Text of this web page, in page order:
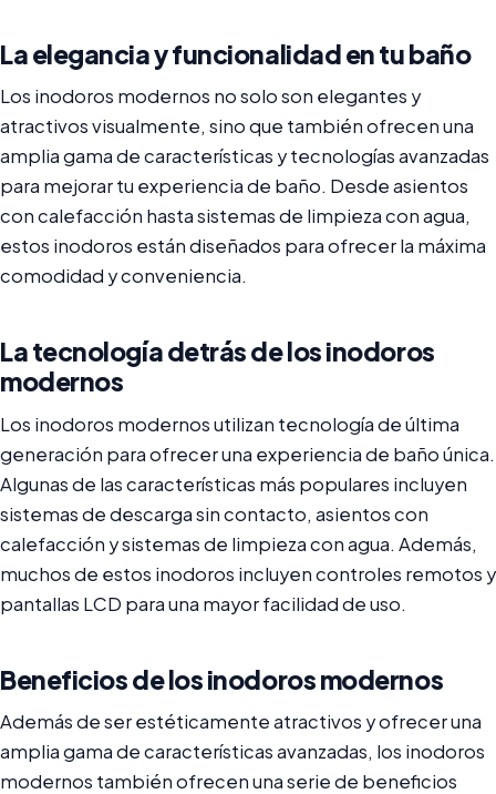
La elegancia y funcionalidad en tu baño
Los inodoros modernos no solo son elegantes y
atractivos visualmente, sino que también ofrecen una
amplia gama de características y tecnologías avanzadas
para mejorar tu experiencia de baño. Desde asientos
con calefacción hasta sistemas de limpieza con agua,
estos inodoros están diseñados para ofrecer la máxima
comodidad y conveniencia.
La tecnología detrás de los inodoros
modernos
Los inodoros modernos utilizan tecnología de última
generación para ofrecer una experiencia de baño única.
Algunas de las características más populares incluyen
sistemas de descarga sin contacto, asientos con
calefacción y sistemas de limpieza con agua. Además,
muchos de estos inodoros incluyen controles remotos y
pantallas LCD para una mayor facilidad de uso.
Beneficios de los inodoros modernos
Además de ser estéticamente atractivos y ofrecer una
amplia gama de características avanzadas, los inodoros
modernos también ofrecen una serie de beneficios